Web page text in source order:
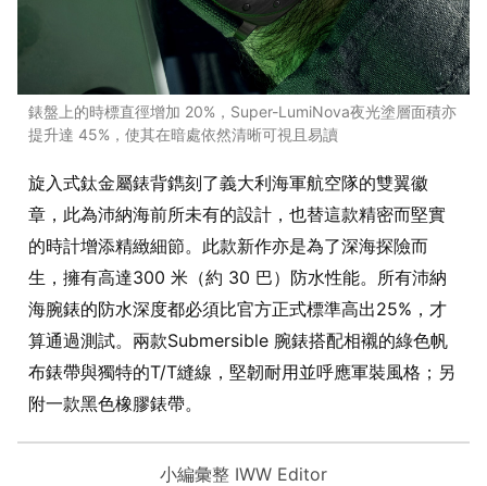
錶盤上的時標直徑增加 20%，Super-LumiNova夜光塗層面積亦
提升達 45%，使其在暗處依然清晰可視且易讀
旋入式鈦金屬錶背鐫刻了義大利海軍航空隊的雙翼徽
章，此為沛納海前所未有的設計，也替這款精密而堅實
的時計增添精緻細節。此款新作亦是為了深海探險而
生，擁有高達300 米（約 30 巴）防水性能。所有沛納
海腕錶的防水深度都必須比官方正式標準高出25%，才
算通過測試。兩款Submersible 腕錶搭配相襯的綠色帆
布錶帶與獨特的T/T縫線，堅韌耐用並呼應軍裝風格；另
附一款黑色橡膠錶帶。
小編彙整 IWW Editor